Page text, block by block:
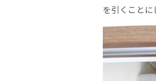
を引くことに